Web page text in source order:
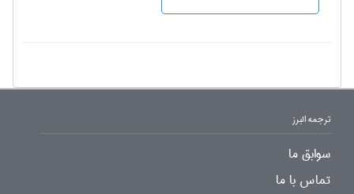
ترجمه البرز
سوابق ما
تماس با ما